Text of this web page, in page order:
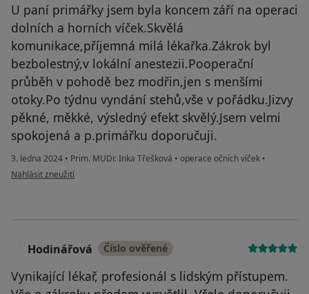
U paní primářky jsem byla koncem září na operaci
dolních a horních víček.Skvělá
komunikace,příjemná milá lékařka.Zákrok byl
bezbolestný,v lokální anestezii.Pooperační
průběh v pohodě bez modřin,jen s menšími
otoky.Po týdnu vyndání stehů,vše v pořádku.Jizvy
pěkné, měkké, výsledný efekt skvělý.Jsem velmi
spokojená a p.primářku doporučuji.
3. ledna 2024 • Prim. MUDr. Inka Třešková • operace očních víček •
podle názoru uživatele Ludmila Havlová
Nahlásit zneužití
Hodinářová Číslo ověřené
Vynikající lékař, profesionál s lidským přístupem.